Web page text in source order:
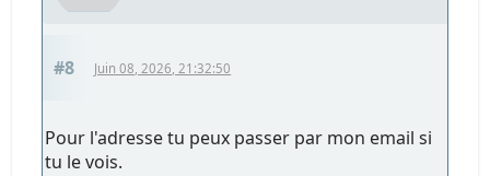
#8 Juin 08, 2026, 21:32:50
Pour l'adresse tu peux passer par mon email si
tu le vois.